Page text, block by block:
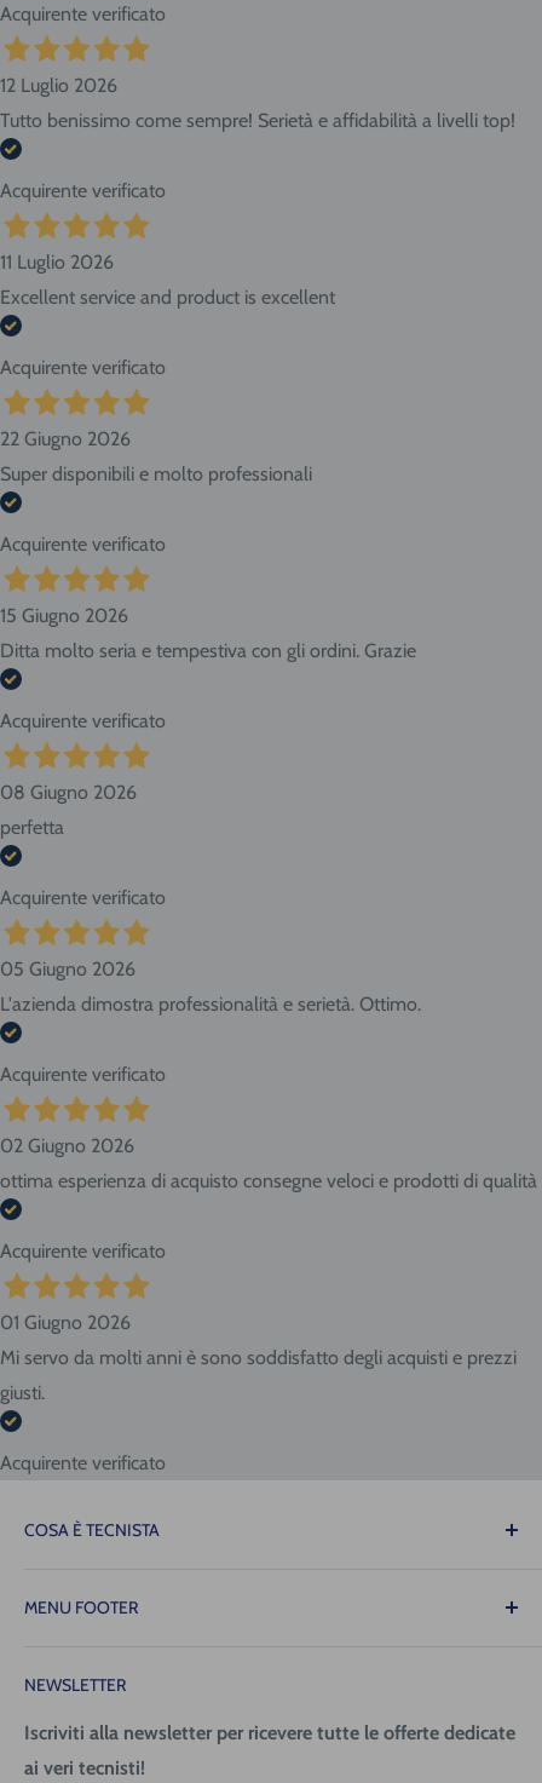
Acquirente verificato
12 Luglio 2026
Tutto benissimo come sempre! Serietà e affidabilità a livelli top!
Acquirente verificato
11 Luglio 2026
Excellent service and product is excellent
Acquirente verificato
22 Giugno 2026
Super disponibili e molto professionali
Acquirente verificato
15 Giugno 2026
Ditta molto seria e tempestiva con gli ordini. Grazie
Acquirente verificato
08 Giugno 2026
perfetta
Acquirente verificato
05 Giugno 2026
L'azienda dimostra professionalità e serietà. Ottimo.
Acquirente verificato
02 Giugno 2026
ottima esperienza di acquisto consegne veloci e prodotti di qualità
Acquirente verificato
01 Giugno 2026
Mi servo da molti anni è sono soddisfatto degli acquisti e prezzi
giusti.
Acquirente verificato
COSA È TECNISTA
attrezzature necessarie per il tuo lavoro saranno sempre
operare con precisione, fluidità e senza intoppi!
MENU FOOTER
Spedizione (costi e tempi)
Pagamenti
Richiedi fattura
NEWSLETTER
Iscriviti alla newsletter per ricevere tutte le offerte dedicate
ai veri tecnisti!